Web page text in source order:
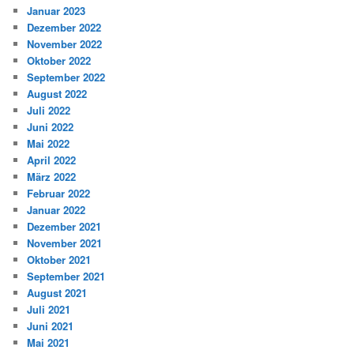
Januar 2023
Dezember 2022
November 2022
Oktober 2022
September 2022
August 2022
Juli 2022
Juni 2022
Mai 2022
April 2022
März 2022
Februar 2022
Januar 2022
Dezember 2021
November 2021
Oktober 2021
September 2021
August 2021
Juli 2021
Juni 2021
Mai 2021